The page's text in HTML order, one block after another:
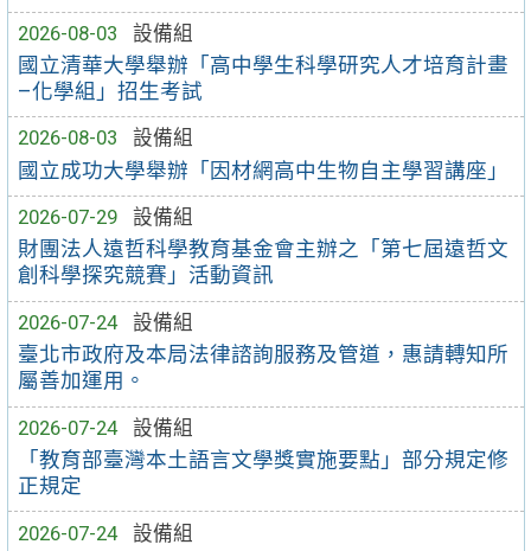
2026-08-03
設備組
國立清華大學舉辦「高中學生科學研究人才培育計畫
–化學組」招生考試
2026-08-03
設備組
國立成功大學舉辦「因材網高中生物自主學習講座」
2026-07-29
設備組
財團法人遠哲科學教育基金會主辦之「第七屆遠哲文
創科學探究競賽」活動資訊
2026-07-24
設備組
臺北市政府及本局法律諮詢服務及管道，惠請轉知所
屬善加運用。
2026-07-24
設備組
「教育部臺灣本土語言文學獎實施要點」部分規定修
正規定
2026-07-24
設備組